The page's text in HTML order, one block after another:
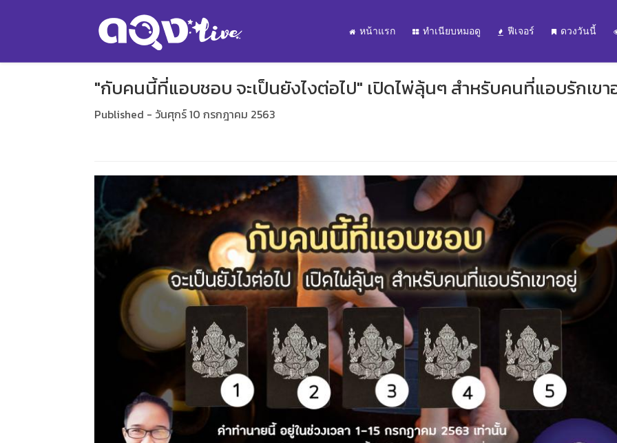
หน้าแรก ทำเนียบหมอดู ฟีเจอร์ ดวงวันนี้
"กับคนนี้ที่แอบชอบ จะเป็นยังไงต่อไป" เปิดไพ่ลุ้นๆ สำหรับคนที่แอบรักเขา
Published - วันศุกร์ 10 กรกฎาคม 2563